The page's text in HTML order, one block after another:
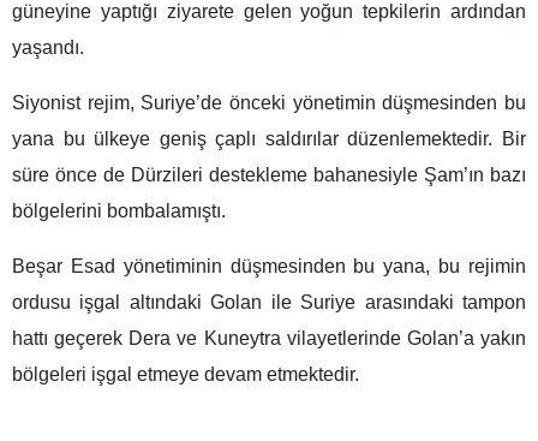
güneyine yaptığı ziyarete gelen yoğun tepkilerin ardından
yaşandı.
Siyonist rejim, Suriye’de önceki yönetimin düşmesinden bu
yana bu ülkeye geniş çaplı saldırılar düzenlemektedir. Bir
süre önce de Dürzileri destekleme bahanesiyle Şam’ın bazı
bölgelerini bombalamıştı.
Beşar Esad yönetiminin düşmesinden bu yana, bu rejimin
ordusu işgal altındaki Golan ile Suriye arasındaki tampon
hattı geçerek Dera ve Kuneytra vilayetlerinde Golan’a yakın
bölgeleri işgal etmeye devam etmektedir.